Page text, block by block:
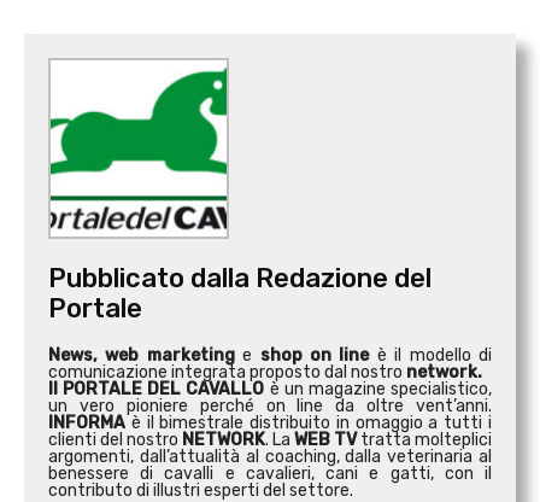
Pubblicato dalla Redazione del
Portale
News, web marketinge shop on line è il modello di
comunicazione integrata proposto dal nostro network.
Il PORTALE DEL CAVALLO è un magazine specialistico,
un vero pioniere perché on line da oltre vent’anni.
INFORMA è il bimestrale distribuito in omaggio a tutti i
clienti del nostro NETWORK. La WEB TVtratta molteplici
argomenti, dall’attualità al coaching, dalla veterinaria al
benessere di cavalli e cavalieri, cani e gatti, con il
contributo di illustri esperti del settore.